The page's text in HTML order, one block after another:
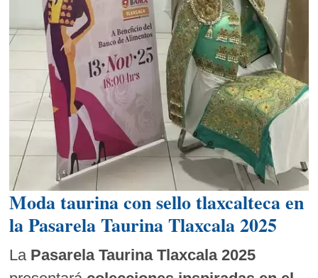
Moda taurina con sello tlaxcalteca en
la Pasarela Taurina Tlaxcala 2025
La Pasarela Taurina Tlaxcala 2025